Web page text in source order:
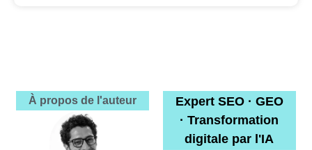
À propos de l'auteur
Expert SEO · GEO
· Transformation
digitale par l'IA